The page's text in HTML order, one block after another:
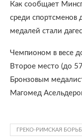
Как сообщает
среди спортсменов
медалей стали
Чемпионом в весе
Второе место (до
Бронзовым
Магомед
ГРЕКО-РИМСКАЯ